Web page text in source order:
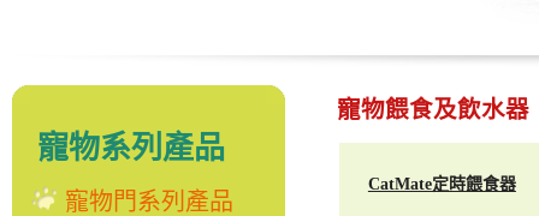
寵物系列產品
寵物門系列產品
寵物餵食及飲水器
CatMate定時餵食器